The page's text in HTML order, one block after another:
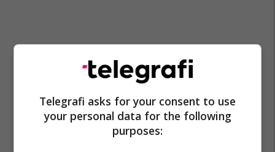
Telegrafi asks for your consent to use
your personal data for the following
purposes: